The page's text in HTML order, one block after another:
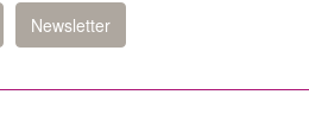
Newsletter